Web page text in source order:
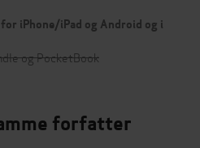
iPhone/iPad og Android og i
og PocketBook
forfatter